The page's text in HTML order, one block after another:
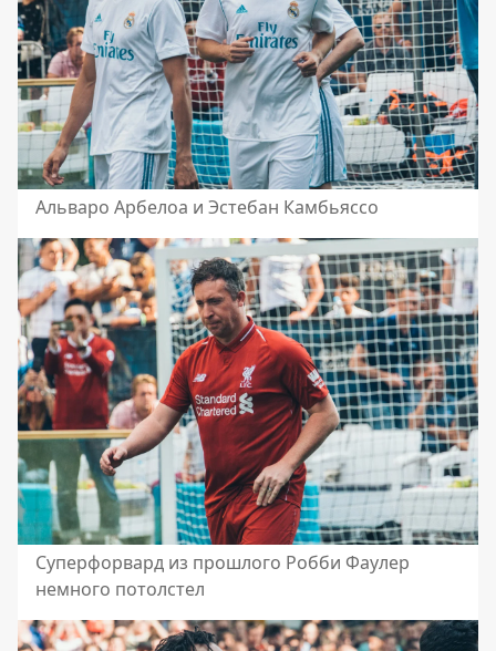
Альваро Арбелоа и Эстебан Камбьяссо
Суперфорвард из прошлого Робби Фаулер
немного потолстел